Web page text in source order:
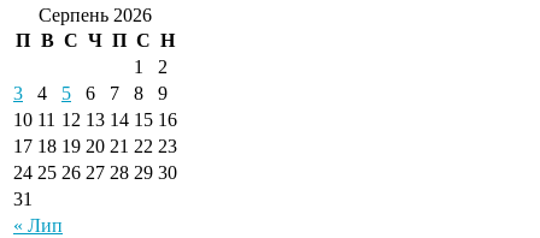
Серпень 2026
П В С Ч П С Н
« Лип
1
2
3
4 5 6 7 8
9
10 11 12 13 14 15 16
17 18 19 20 21 22 23
24 25 26 27 28 29 30
31